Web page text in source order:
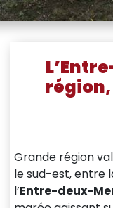
Grande région
le sud-est, entre
l’Entre-deux-